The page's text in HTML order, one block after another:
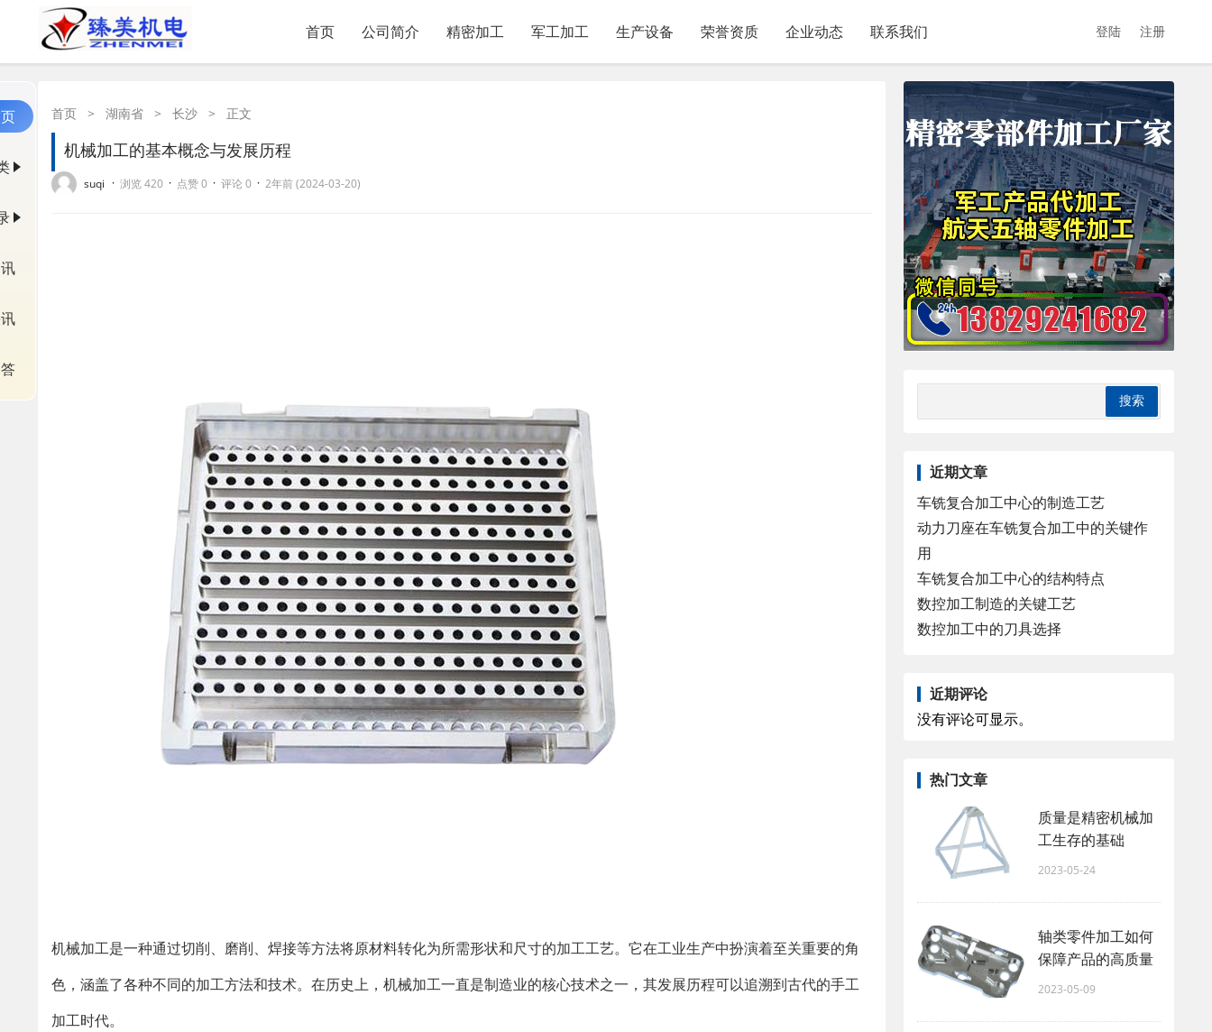
首页 公司简介 精密加工 军工加工 生产设备 荣誉资质 企业动态 联系我们 登陆 注册
首页 > 湖南省 > 长沙 > 正文
机械加工的基本概念与发展历程
suqi · 浏览 420 · 点赞 0 · 评论 0 · 2年前 (2024-03-20)
机械加工是一种通过切削、磨削、焊接等方法将原材料转化为所需形状和尺寸的加工工艺。它在工业生产中扮演着至关重要的角
色，涵盖了各种不同的加工方法和技术。在历史上，机械加工一直是制造业的核心技术之一，其发展历程可以追溯到古代的手工
加工时代。
近期文章
车铣复合加工中心的制造工艺
动力刀座在车铣复合加工中的关键作
用
车铣复合加工中心的结构特点
数控加工制造的关键工艺
数控加工中的刀具选择
近期评论
没有评论可显示。
热门文章
质量是精密机械加
工生存的基础
2023-05-24
轴类零件加工如何
保障产品的高质量
2023-05-09